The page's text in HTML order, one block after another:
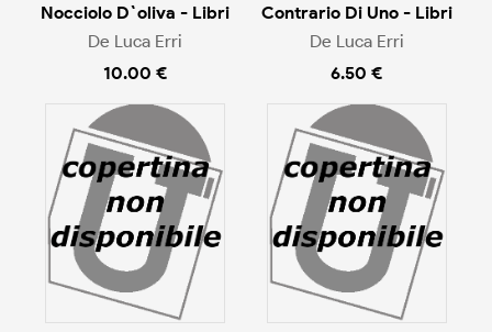
Nocciolo D`oliva - Libri
De Luca Erri
10.00 €
Contrario Di Uno - Libri
De Luca Erri
6.50 €